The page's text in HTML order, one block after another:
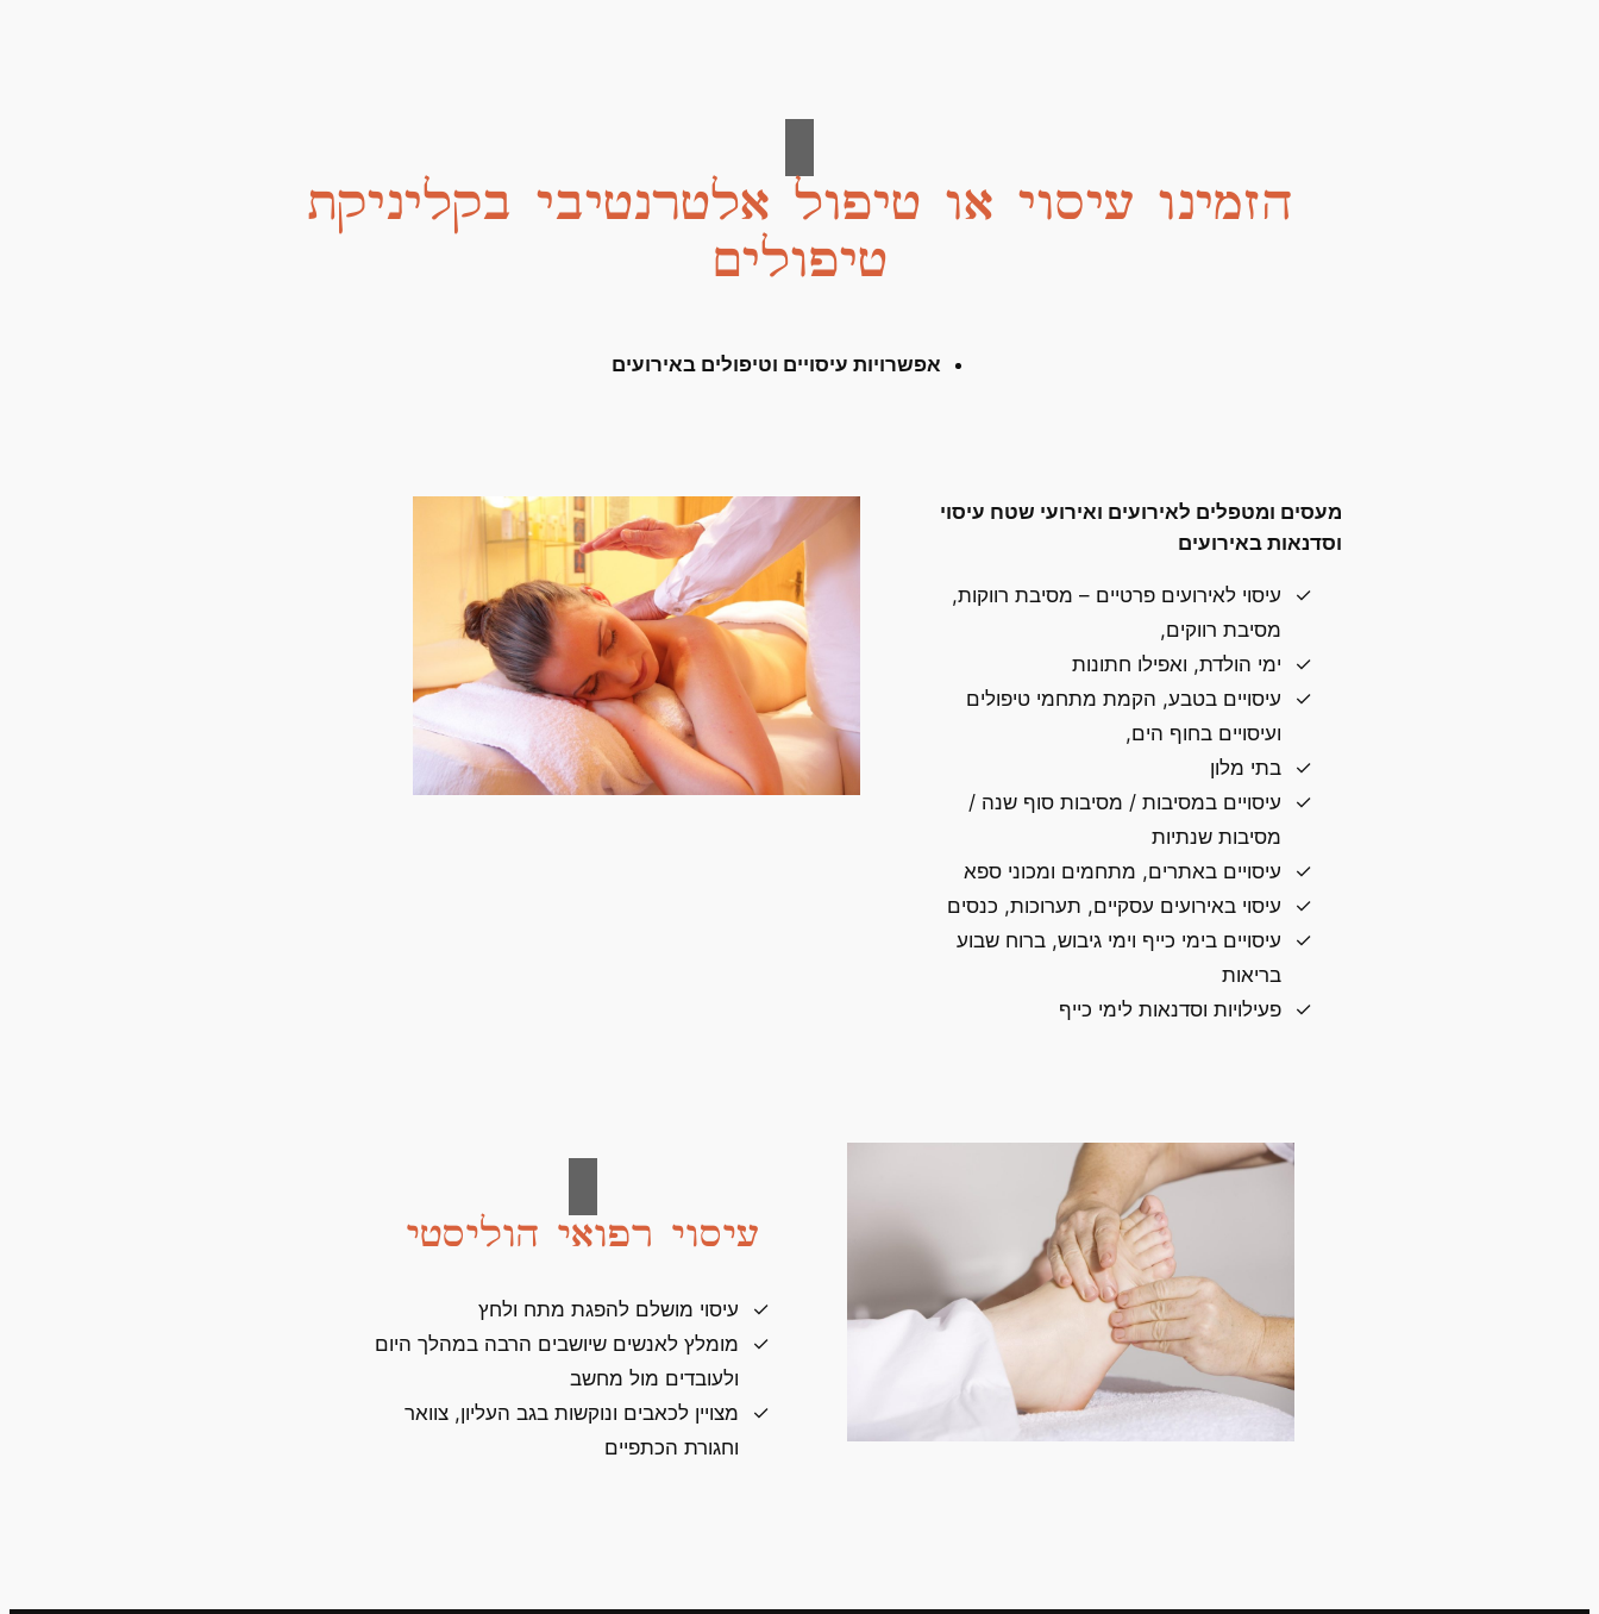
הזמינו עיסוי או טיפול אלטרנטיבי בקליניקת
טיפולים
אפשרויות עיסויים וטיפולים באירועים
מעסים ומטפלים לאירועים ואירועי שטח עיסוי
וסדנאות באירועים
עיסוי לאירועים פרטיים – מסיבת רווקות,
מסיבת רווקים,
ימי הולדת, ואפילו חתונות
עיסויים בטבע, הקמת מתחמי טיפולים
ועיסויים בחוף הים,
בתי מלון
עיסויים במסיבות / מסיבות סוף שנה /
מסיבות שנתיות
עיסויים באתרים, מתחמים ומכוני ספא
עיסוי באירועים עסקיים, תערוכות, כנסים
עיסויים בימי כייף וימי גיבוש, ברוח שבוע
בריאות
פעילויות וסדנאות לימי כייף
עיסוי רפואי הוליסטי
עיסוי מושלם להפגת מתח ולחץ
מומלץ לאנשים שיושבים הרבה במהלך היום
ולעובדים מול מחשב
מצויין לכאבים ונוקשות בגב העליון, צוואר
וחגורת הכתפיים